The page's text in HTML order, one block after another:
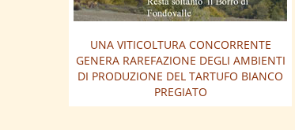
UNA VITICOLTURA CONCORRENTE
GENERA RAREFAZIONE DEGLI AMBIENTI
DI PRODUZIONE DEL TARTUFO BIANCO
PREGIATO